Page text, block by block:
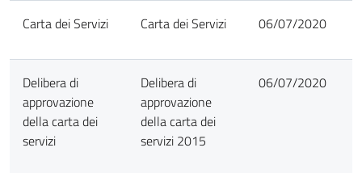
Carta dei Servizi Carta dei Servizi 06/07/2020
Delibera di
approvazione
della carta dei
servizi
Delibera di
approvazione
della carta dei
servizi 2015
06/07/2020